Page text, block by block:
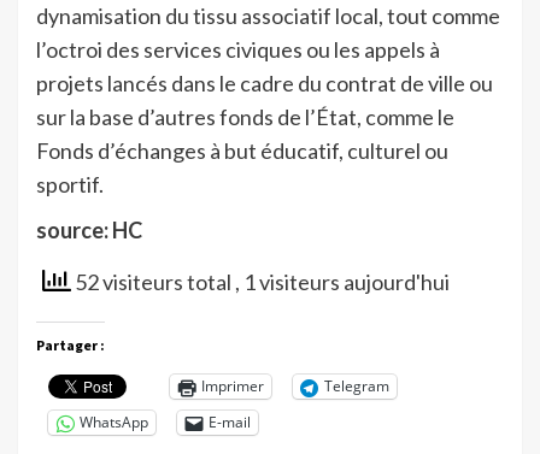
dynamisation du tissu associatif local, tout comme
l’octroi des services civiques ou les appels à
projets lancés dans le cadre du contrat de ville ou
sur la base d’autres fonds de l’État, comme le
Fonds d’échanges à but éducatif, culturel ou
sportif.
source: HC
52 visiteurs total , 1 visiteurs aujourd'hui
Partager :
Imprimer
Telegram
WhatsApp
E-mail